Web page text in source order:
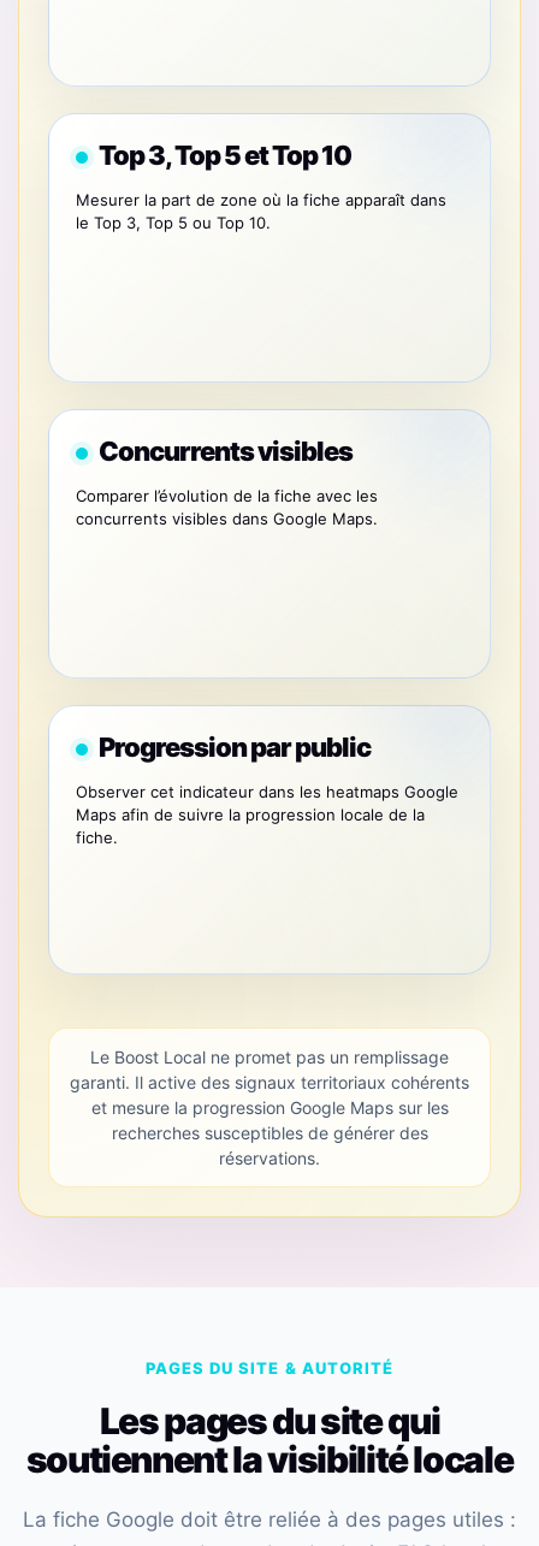
Top 3, Top 5 et Top 10
Mesurer la part de zone où la fiche apparaît dans
le Top 3, Top 5 ou Top 10.
Concurrents visibles
Comparer l’évolution de la fiche avec les
concurrents visibles dans Google Maps.
Progression par public
Observer cet indicateur dans les heatmaps Google
Maps afin de suivre la progression locale de la
fiche.
Le Boost Local ne promet pas un remplissage
garanti. Il active des signaux territoriaux cohérents
et mesure la progression Google Maps sur les
recherches susceptibles de générer des
réservations.
PAGES DU SITE & AUTORITÉ
Les pages du site qui
soutiennent la visibilité locale
La fiche Google doit être reliée à des pages utiles :